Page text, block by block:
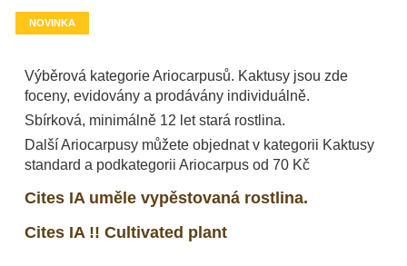
NOVINKA
Výběrová kategorie Ariocarpusů. Kaktusy jsou zde
foceny, evidovány a prodávány individuálně.
Sbírková, minimálně 12 let stará rostlina.
Další Ariocarpusy můžete objednat v kategorii Kaktusy
standard a podkategorii Ariocarpus od 70 Kč
Cites IA uměle vypěstovaná rostlina.
Cites IA !! Cultivated plant